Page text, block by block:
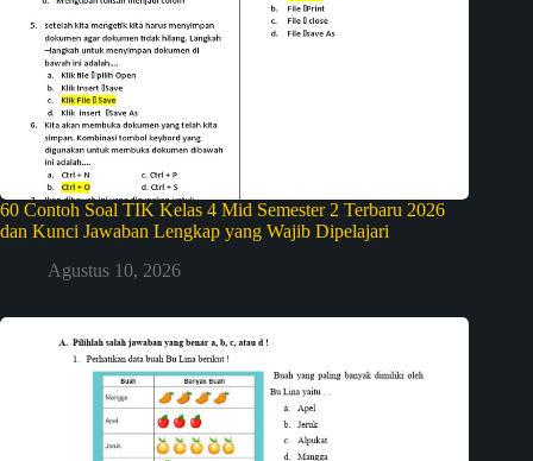
60 Contoh Soal TIK Kelas 4 Mid Semester 2 Terbaru 2026
dan Kunci Jawaban Lengkap yang Wajib Dipelajari
Agustus 10, 2026